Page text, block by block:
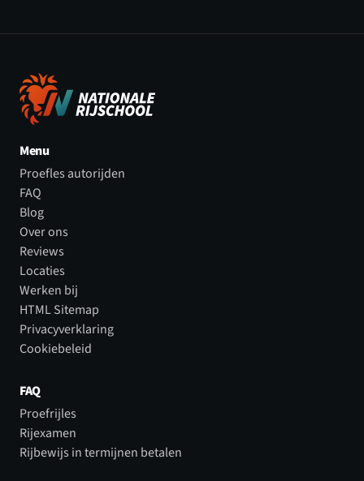
Menu
Proefles autorijden
FAQ
Blog
Over ons
Reviews
Locaties
Werken bij
HTML Sitemap
Privacyverklaring
Cookiebeleid
FAQ
Proefrijles
Rijexamen
Rijbewijs in termijnen betalen